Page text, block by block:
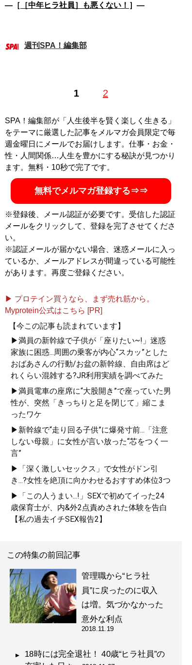
―［ ［中年ヒラ社員］も悪くない！ ］―
週刊SPA！編集部
1 2
SPA！編集部が「人生後半を賢く楽しく生きる」
をテーマに厳選した記事をメルマガ会員限定で毎
週金曜日にメールでお届けします。仕事・お金・
性・人間関係…人生を豊かにする秘訣が見つかり
ます。無料・10秒で完了です。
無料でメルマガ登録する⇒⇒
※登録後、メール認証が必要です。受信した認証
メールをクリックして、登録を完了させてくださ
い。
※認証メールが届かない場合、迷惑メールに入っ
ているか、メールアドレスが間違っている可能性
があります。再度ご登録ください。
▶ プロテイン買うなら、まず売れ筋から。
Myprotein公式はこちら [PR]
【今この記事も読まれています】
▶満員の新幹線で子供が「座りたい~!」迷惑
家族に困惑...周囲の乗客が内心“スカッ”とした
おばあさんの行動/お盆の新幹線、自由席はど
れくらい混雑する?JR利用実績を調べてみた
▶満員電車の座席に“大股開き”で座っていた男
性が、突然「きっちりと足を閉じて」縮こま
ったワケ
▶新幹線で“走り回る子供”に爆発寸前...「注意
しない母親」に女性が言い放った“芯をつく一
言”
▶「深く激しいセックス」で女性がドン引
き...?女性を絶頂に向かわせるおすすめ体位3つ
▶「この人うまい...!」SEXで初めてイった24
歳保育士が、内&外2点責めされた体験を告白
【私の過去イチSEX報告2】
この特集の前回記事
管理職から“ヒラ社
員”に戻ったのに収入
は増。気づかなかった
意外な利点
2018.11.19
18時には完全退社！ 40歳“ヒラ社員”の